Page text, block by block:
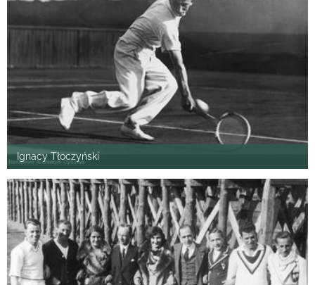
Ignacy Tłoczyński